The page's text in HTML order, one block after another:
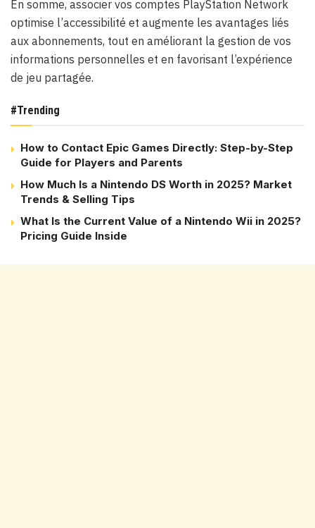
En somme, associer vos comptes PlayStation Network
optimise l’accessibilité et augmente les avantages liés
aux abonnements, tout en améliorant la gestion de vos
informations personnelles et en favorisant l’expérience
de jeu partagée.
#Trending
How to Contact Epic Games Directly: Step-by-Step
Guide for Players and Parents
How Much Is a Nintendo DS Worth in 2025? Market
Trends & Selling Tips
What Is the Current Value of a Nintendo Wii in 2025?
Pricing Guide Inside